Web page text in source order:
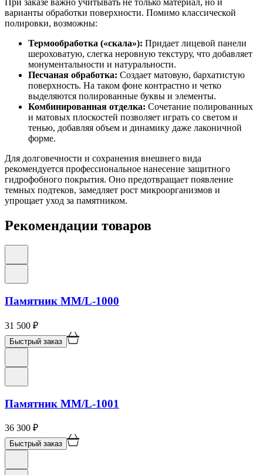
варианты обработки поверхности. Помимо классической
полировки, возможны:
Термообработка («скала»): Придает лицевой панели
шероховатую, слегка неровную текстуру, что добавляет
монументальности и натуральности.
Песчаная обработка: Создает матовую, бархатистую
поверхность. На таком фоне контрастно и четко
выделяются полированные буквы и элементы.
Комбинированная отделка: Сочетание полированных
и матовых плоскостей позволяет играть со светом и
тенью, добавляя объем и динамику даже лаконичной
форме.
Для долговечности и сохранения внешнего вида
рекомендуется профессиональное нанесение защитного
гидрофобного покрытия. Оно предотвращает появление
темных подтеков, замедляет рост микроорганизмов и
упрощает уход за памятником.
Рекомендации товаров
Памятник ММ/L-1000
31 500 ₽
Быстрый заказ
Памятник ММ/L-1001
36 300 ₽
Быстрый заказ